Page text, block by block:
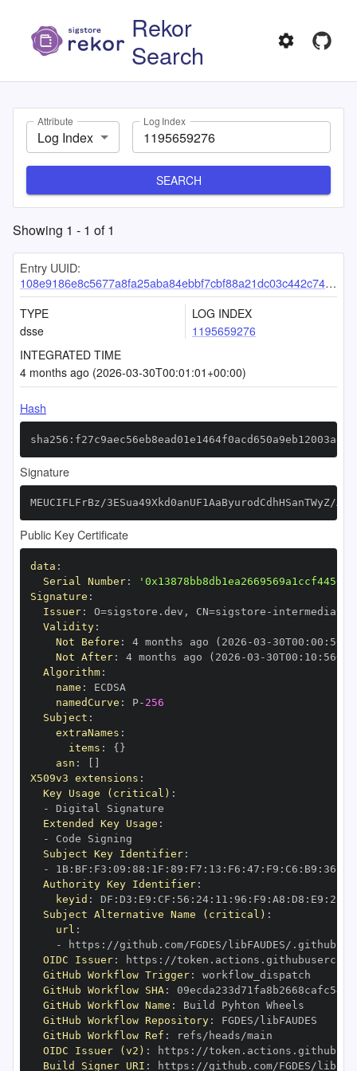
Rekor
Search
Attribute
Log Index
Log Index
SEARCH
Showing 1 - 1 of1
Entry UUID:
108e9186e8c5677a8fa25aba84ebbf7cbf88a21dc03c442c749c6aa6cdb137ff19d3f8de3f4593a5
TYPE
dsse
LOG INDEX
1195659276
INTEGRATED TIME
4 months ago (2026-03-30T00:01:01+00:00)
Hash
Signature
MEUCIFLFrBz/3ESua49Xkd0anUF1AaByurodCdhHSanTWyZ/
Public Key Certificate
data :
Serial Number:
Signature :
Issuer: O=sigstore.dev , CN=sigstore -
Validity:
Not Before : 4 months ago (2026 -03 - 30T00 : 00 :
Not After: 4 months ago (2026 -03 - 30T00 : 10 : 56+00
Algorithm:
name :
namedCurve : P- 256
Subject :
extraNames :
items : { }
asn :
X509v3 extensions :
Key Usage (critical) :
-
Extended Key Usage :
-
Subject Key Identifier:
-
1B: BF : F3 : 09 : 88 : 1F : 89 : F7 : 13 : F6 : 47 : F9 : C6 : B9 : 36
Authority Key Identifier:
keyid : DF : D3 : E9 : CF : 56 : 24: 11 : 96 : F9 : A8 : D8 : E9 : 28
Subject Alternative Name (critical) :
url :
-
https :
OIDC Issuer: https :
GitHub Workflow Trigger:
GitHub Workflow SHA:
GitHub Workflow Name :
GitHub Workflow Repository:
GitHub Workflow Ref :
OIDC Issuer (v2) : https :
Build Signer URI : https :